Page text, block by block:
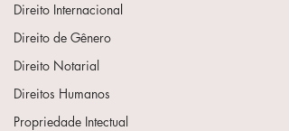
Direito Internacional
Direito de Gênero
Direito Notarial
Direitos Humanos
Propriedade Intectual